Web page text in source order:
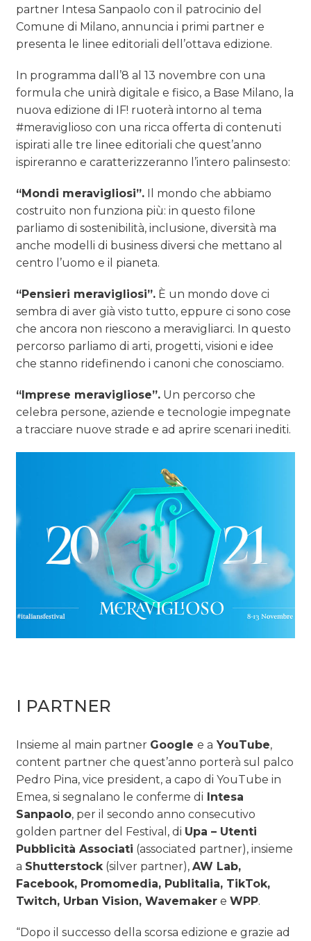
partner Intesa Sanpaolo con il patrocinio del
Comune di Milano, annuncia i primi partner e
presenta le linee editoriali dell’ottava edizione.
In programma dall’8 al 13 novembre con una
formula che unirà digitale e fisico, a Base Milano, la
nuova edizione di IF! ruoterà intorno al tema
#meraviglioso con una ricca offerta di contenuti
ispirati alle tre linee editoriali che quest’anno
ispireranno e caratterizzeranno l’intero palinsesto:
“Mondi meravigliosi”. Il mondo che abbiamo
costruito non funziona più: in questo filone
parliamo di sostenibilità, inclusione, diversità ma
anche modelli di business diversi che mettano al
centro l’uomo e il pianeta.
“Pensieri meravigliosi”. È un mondo dove ci
sembra di aver già visto tutto, eppure ci sono cose
che ancora non riescono a meravigliarci. In questo
percorso parliamo di arti, progetti, visioni e idee
che stanno ridefinendo i canoni che conosciamo.
“Imprese meravigliose”. Un percorso che
celebra persone, aziende e tecnologie impegnate
a tracciare nuove strade e ad aprire scenari inediti.
I PARTNER
Insieme al main partner Googlee a YouTube,
content partner che quest’anno porterà sul palco
Pedro Pina, vice president, a capo di YouTube in
Emea, si segnalano le conferme di Intesa
Sanpaolo, per il secondo anno consecutivo
golden partner del Festival, di Upa – Utenti
Pubblicità Associati (associated partner), insieme
a Shutterstock(silver partner),AW Lab,
Facebook, Promomedia, Publitalia, TikTok,
Twitch, Urban Vision, Wavemaker eWPP.
“Dopo il successo della scorsa edizione e grazie ad